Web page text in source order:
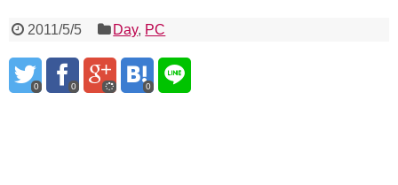
2011/5/5 Day, PC
0 0 0